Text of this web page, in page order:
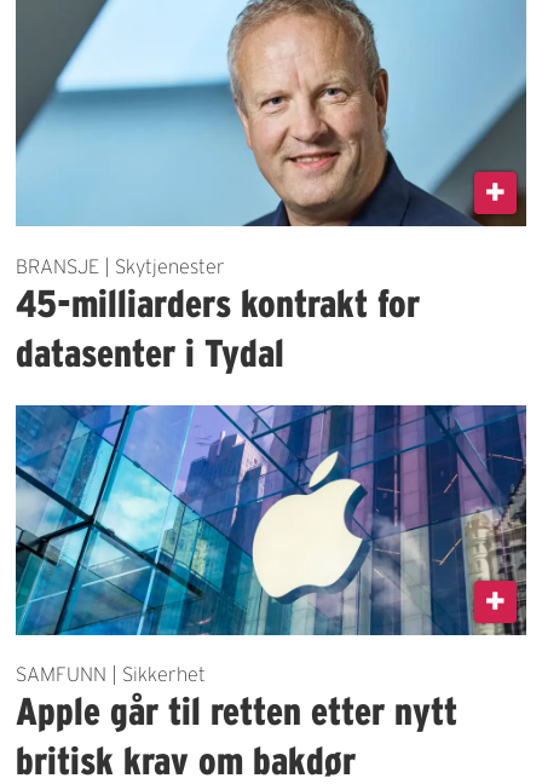
BRANSJE | Skytjenester
45-milliarders kontrakt for
datasenter i Tydal
SAMFUNN | Sikkerhet
Apple går til retten etter nytt
britisk krav om bakdør